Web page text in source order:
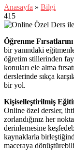
Anasayfa » Bilgi
415
Öğrenme
bir yanındaki
öğretim stillerinden
konuları ele alma
derslerinde sıkça
bir yol.
Kişiselleştirilmiş
Online özel dersler,
zorlandığınız her
derinlemesine
kaynaklarla
maceraya